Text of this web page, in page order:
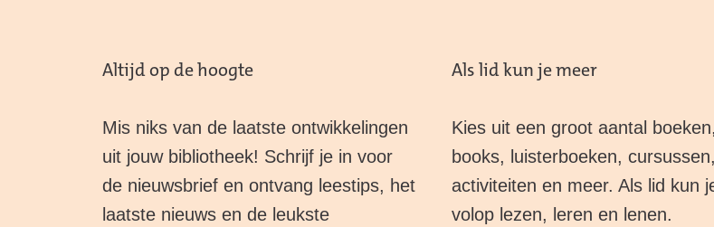
Altijd op de hoogte
Mis niks van de laatste ontwikkelingen
uit jouw bibliotheek! Schrijf je in voor
de nieuwsbrief en ontvang leestips, het
laatste nieuws en de leukste
Als lid kun je meer
Kies uit een groot aantal
books, luisterboeken, cursussen,
activiteiten en meer. Als lid kun
volop lezen, leren en lenen.